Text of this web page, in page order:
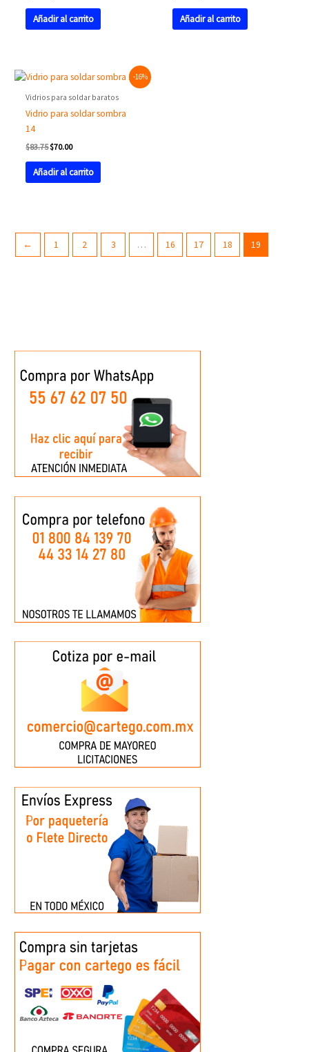
Añadir al carrito Añadir al carrito
-16%
Vidrios para soldar baratos
Vidrio para soldar sombra
14
$83.75
Original
price
was:
$70.00
Current
is:
Añadir al carrito
← 1 2 3 … 16 17 18 19